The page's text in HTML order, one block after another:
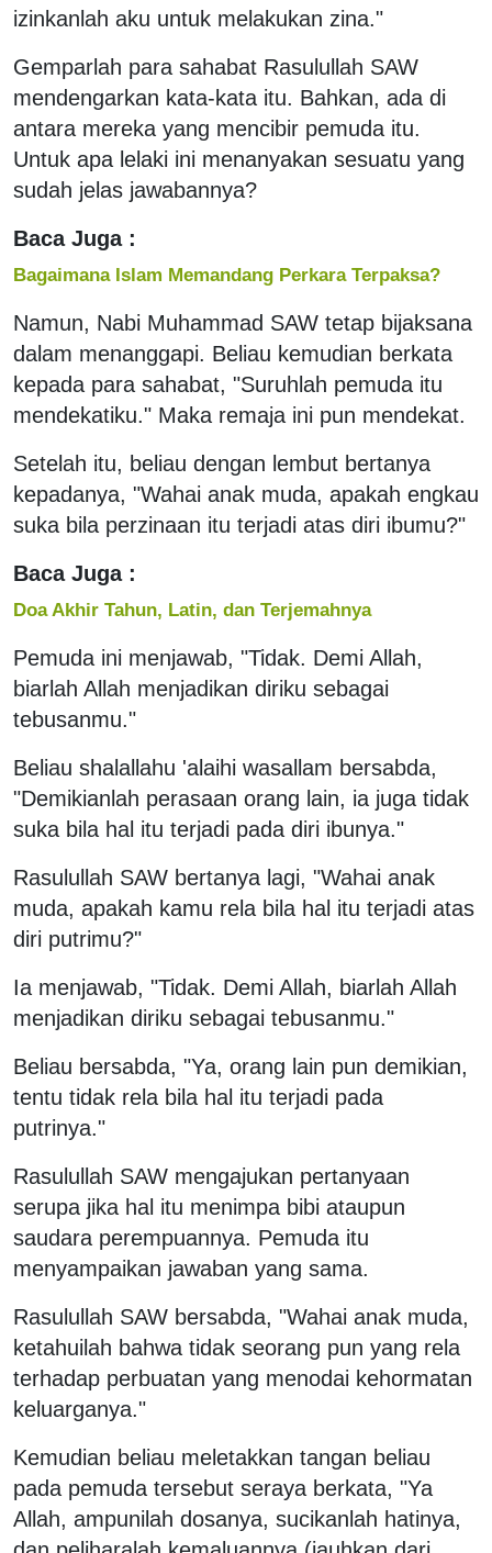
izinkanlah aku untuk melakukan zina."
Gemparlah para sahabat Rasulullah SAW
mendengarkan kata-kata itu. Bahkan, ada di
antara mereka yang mencibir pemuda itu.
Untuk apa lelaki ini menanyakan sesuatu yang
sudah jelas jawabannya?
Baca Juga :
Bagaimana Islam Memandang Perkara Terpaksa?
Namun, Nabi Muhammad SAW tetap bijaksana
dalam menanggapi. Beliau kemudian berkata
kepada para sahabat, "Suruhlah pemuda itu
mendekatiku." Maka remaja ini pun mendekat.
Setelah itu, beliau dengan lembut bertanya
kepadanya, "Wahai anak muda, apakah engkau
suka bila perzinaan itu terjadi atas diri ibumu?"
Baca Juga :
Doa Akhir Tahun, Latin, dan Terjemahnya
Pemuda ini menjawab, "Tidak. Demi Allah,
biarlah Allah menjadikan diriku sebagai
tebusanmu."
Beliau shalallahu 'alaihi wasallam bersabda,
"Demikianlah perasaan orang lain, ia juga tidak
suka bila hal itu terjadi pada diri ibunya."
Rasulullah SAW bertanya lagi, "Wahai anak
muda, apakah kamu rela bila hal itu terjadi atas
diri putrimu?"
Ia menjawab, "Tidak. Demi Allah, biarlah Allah
menjadikan diriku sebagai tebusanmu."
Beliau bersabda, "Ya, orang lain pun demikian,
tentu tidak rela bila hal itu terjadi pada
putrinya."
Rasulullah SAW mengajukan pertanyaan
serupa jika hal itu menimpa bibi ataupun
saudara perempuannya. Pemuda itu
menyampaikan jawaban yang sama.
Rasulullah SAW bersabda, "Wahai anak muda,
ketahuilah bahwa tidak seorang pun yang rela
terhadap perbuatan yang menodai kehormatan
keluarganya."
Kemudian beliau meletakkan tangan beliau
pada pemuda tersebut seraya berkata, "Ya
Allah, ampunilah dosanya, sucikanlah hatinya,